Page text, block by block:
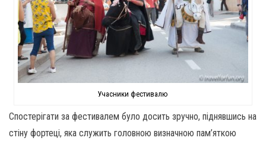
Учасники фестивалю
Спостерігати за фестивалем було досить зручно, піднявшись на
стіну фортеці, яка служить головною визначною пам’яткою